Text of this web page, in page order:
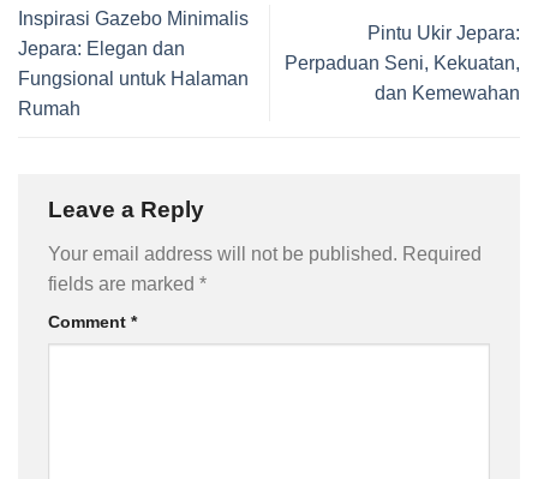
Inspirasi Gazebo Minimalis
Jepara: Elegan dan
Fungsional untuk Halaman
Rumah
Pintu Ukir Jepara:
Perpaduan Seni, Kekuatan,
dan Kemewahan
Leave a Reply
Your email address will not be published. Required
fields are marked *
Comment *